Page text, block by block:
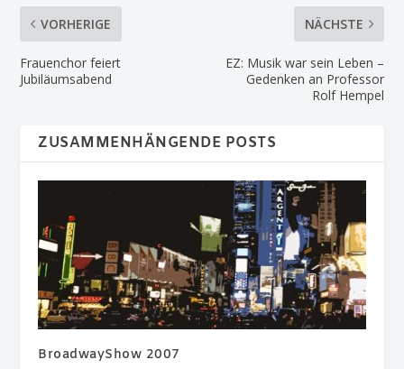
VORHERIGE
Frauenchor feiert
Jubiläumsabend
NÄCHSTE
EZ: Musik war sein Leben –
Gedenken an Professor
Rolf Hempel
ZUSAMMENHÄNGENDE POSTS
BroadwayShow 2007